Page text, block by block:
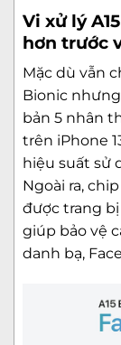
Vi xử lý
hơn trước
Mặc dù vẫn
Bionic nhưng
bản 5 nhân
trên iPhone
hiệu suất sử
Ngoài ra,
được trang
giúp bảo vệ
danh bạ,